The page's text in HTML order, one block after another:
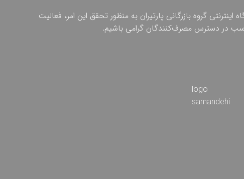
گروه بازرگانی پارتیران به منظور تحقق این امر، فعالیت
در دسترس مصرف‌کنندگان گرامی باشیم.